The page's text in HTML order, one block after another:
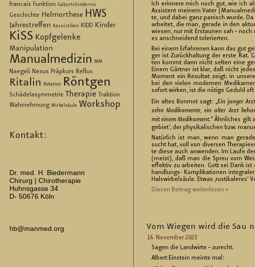
francais Funktion Geburtshindernis
Geschichte Helmorthese HWS
Jahrestreffen Kasuistiken KIDD Kinder
KiSS Kopfgelenke
Manipulation
Manualmedizin MM
Naegeli Nexus Präpkurs Reflux
Ritalin Rotation Röntgen
Schädelasymmetrie Therapie Traktion
Wahrnehmung Wirbelsäule Workshop
Kontakt:
Dr. med. H. Biedermann
Chirurg | Chirotherapie
Huhnsgasse 34
D- 50676 Köln
hb@manmed.org
Ich er­in­ne­re mich noch gut, wie ich
As­sis­tent mei­nem Vater
te, und dabei ganz pa­nisch wurde.
ar­bei­tet, die man, ge­ra­de in den
wie­sen, nur mit Er­stau­nen sah – noch
es an­schnei­dend to­le­rier­ten.
Bei einem Er­fah­re­nen kann das gut
ger ist Zu­rück­hal­tung der erste Rat.
ten kommt dann nicht sel­ten eine
Einem Gärt­ner ist klar, daß nicht
Mo­ment ein Re­sul­tat zeigt; in
bei den vie­len mo­der­nen
so­fort wir­ken, ist die nö­ti­ge Ge­duld
Ein altes Bon­mot sagt: „Ein jun­ger
zehn Me­di­ka­men­te, ein alter Arzt
mit einem Me­di­ka­ment.“ Ähn­li­ches gilt
ge­biet‘, der phy­si­ka­li­schen bzw.
Na­tür­lich ist man, wenn man
sucht hat, voll von di­ver­sen
te diese auch an­wen­den. Im Laufe
(meist), daß man die Spreu vom
ef­fek­tiv zu ar­bei­ten. Gott sei Dank
hand­lungs- Kom­pli­ka­tio­nen
Hals­wir­bel­säu­le. Etwas
Die­sen Bei­trag wei­ter­le­sen »
Vom Wie­gen wird die Sau
16. No­vem­ber 2023
Sagen die Land­wir­te – zu­recht.
Al­bert Ein­stein mein­te mal: